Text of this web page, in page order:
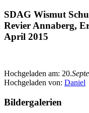
SDAG Wismut
Revier Annaberg,
April 2015
Hochgeladen am: 20.
Hochgeladen von: Daniel
Bildergalerien